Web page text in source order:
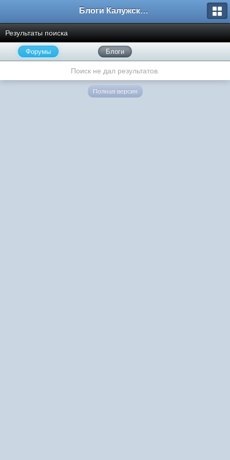
Блоги Калужского перекрестка
Результаты поиска
Форумы Блоги
Поиск не дал результатов.
Полная версия